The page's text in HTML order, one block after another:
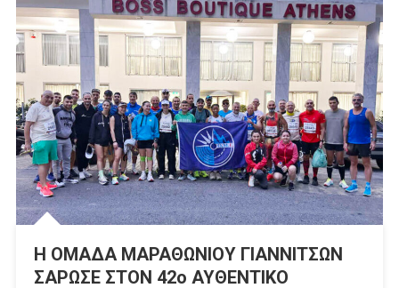
Η ΟΜΑΔΑ ΜΑΡΑΘΩΝΙΟΥ ΓΙΑΝΝΙΤΣΩΝ
ΣΑΡΩΣΕ ΣΤΟΝ 42ο ΑΥΘΕΝΤΙΚΟ